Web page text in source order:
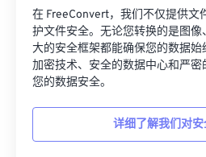
在 FreeConvert，我们不仅提供文
护文件安全。无论您转换的是图
大的安全框架都能确保您的数据
加密技术、安全的数据中心和严
您的数据安全。
详细了解我们对